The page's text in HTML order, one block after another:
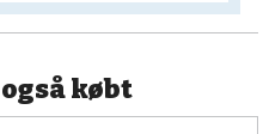
købt